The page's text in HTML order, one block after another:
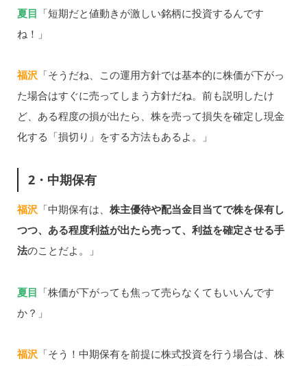
夏目 「短期だと値動きが激しい銘柄に投資するんです
ね！」
福沢「そうだね、この運用方針では基本的に株価が下がっ
た場合はすぐに売ってしまう方針だね。前も説明したけ
ど、ある程度の損が出たら、株を売って損失を確定し現金
化する「損切り」をする方法もあるよ。」
2・中期保有
福沢「中期保有は、 株主優待や配当金目当てで株を保有し
つつ、ある程度利益が出たら売って、利益を確定させる手
法のことだよ。」
夏目 「株価が下がっても焦って売らなくてもいいんです
か？」
福沢「そう！中期保有を前提に株式投資を行う場合は、株